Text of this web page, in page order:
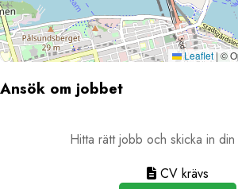
Leaflet | ©
Ansök om jobbet
Hitta rätt jobb och skicka in din
CV krävs